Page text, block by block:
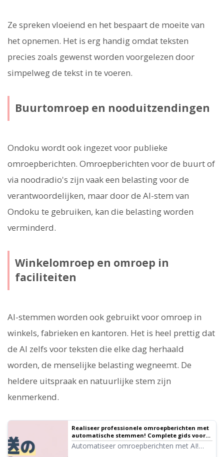
Ze spreken vloeiend en het bespaart de moeite van
het opnemen. Het is erg handig omdat teksten
precies zoals gewenst worden voorgelezen door
simpelweg de tekst in te voeren.
Buurtomroep en nooduitzendingen
Ondoku wordt ook ingezet voor publieke
omroepberichten. Omroepberichten voor de buurt of
via noodradio's zijn vaak een belasting voor de
verantwoordelijken, maar door de AI-stem van
Ondoku te gebruiken, kan die belasting worden
verminderd.
Winkelomroep en omroep in
faciliteiten
AI-stemmen worden ook gebruikt voor omroep in
winkels, fabrieken en kantoren. Het is heel prettig dat
de AI zelfs voor teksten die elke dag herhaald
worden, de menselijke belasting wegneemt. De
heldere uitspraak en natuurlijke stem zijn
kenmerkend.
Realiseer professionele omroepberichten met
automatische stemmen! Complete gids voor
AI-aankondigingen ｜ Tekst-naar-spraak
software Ondoku
Automatiseer omroepberichten met AI!